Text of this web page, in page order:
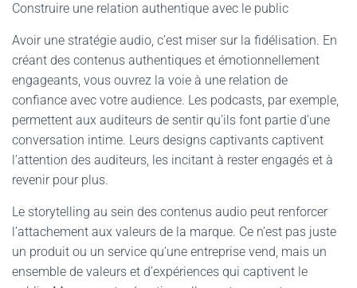
Construire une relation authentique avec le public
Avoir une stratégie audio, c’est miser sur la fidélisation. En
créant des contenus authentiques et émotionnellement
engageants, vous ouvrez la voie à une relation de
confiance avec votre audience. Les podcasts, par exemple,
permettent aux auditeurs de sentir qu’ils font partie d’une
conversation intime. Leurs designs captivants captivent
l’attention des auditeurs, les incitant à rester engagés et à
revenir pour plus.
Le storytelling au sein des contenus audio peut renforcer
l’attachement aux valeurs de la marque. Ce n’est pas juste
un produit ou un service qu’une entreprise vend, mais un
ensemble de valeurs et d’expériences qui captivent le